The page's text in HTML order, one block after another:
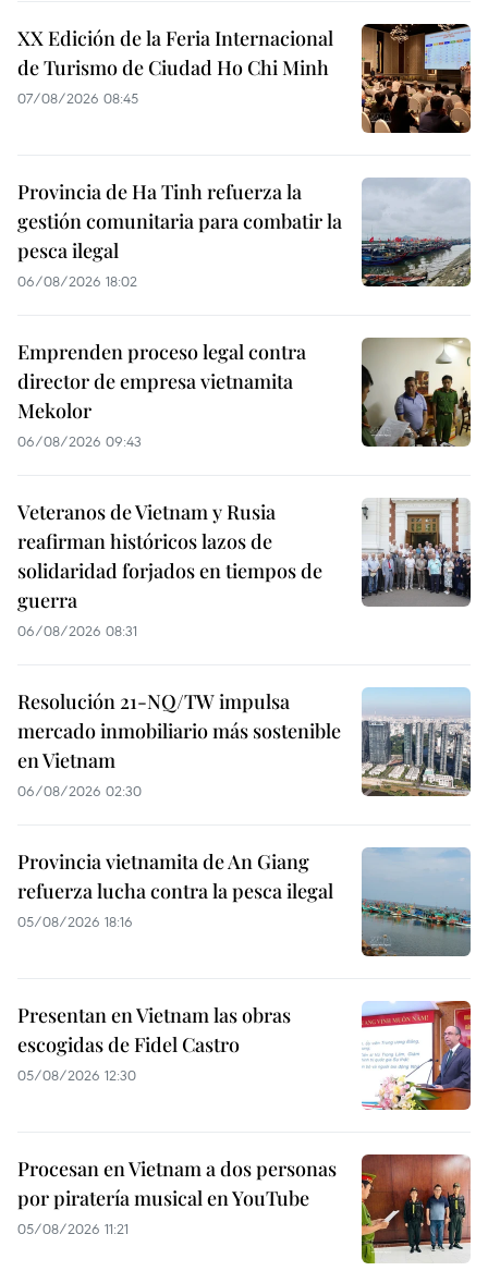
XX Edición de la Feria Internacional
de Turismo de Ciudad Ho Chi Minh
07/08/2026 08:45
Provincia de Ha Tinh refuerza la
gestión comunitaria para combatir la
pesca ilegal
06/08/2026 18:02
Emprenden proceso legal contra
director de empresa vietnamita
Mekolor
06/08/2026 09:43
Veteranos de Vietnam y Rusia
reafirman históricos lazos de
solidaridad forjados en tiempos de
guerra
06/08/2026 08:31
Resolución 21-NQ/TW impulsa
mercado inmobiliario más sostenible
en Vietnam
06/08/2026 02:30
Provincia vietnamita de An Giang
refuerza lucha contra la pesca ilegal
05/08/2026 18:16
Presentan en Vietnam las obras
escogidas de Fidel Castro
05/08/2026 12:30
Procesan en Vietnam a dos personas
por piratería musical en YouTube
05/08/2026 11:21